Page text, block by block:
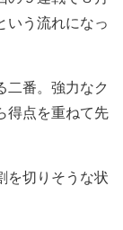
いう流れになっ
二番。強力なク
得点を重ねて先
を切りそうな状